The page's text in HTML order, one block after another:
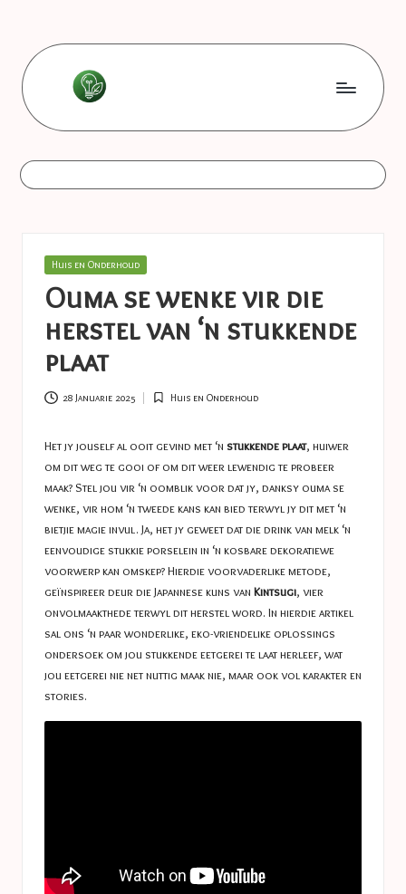
content
L
e
s
o
n
n
e
s
a
s
t
u
c
e
s
astuces
Posted
Huis en Onderhoud
Ouma se wenke vir die
herstel van ‘n stukkende
plaat
28 Januarie 2025
Posted
Huis en Onderhoud
Het jy jouself al ooit gevind met ‘n stukkende plaat, huiwer
om dit weg te gooi of om dit weer lewendig te probeer
maak? Stel jou vir ‘n oomblik voor dat jy, danksy ouma se
wenke, vir hom ‘n tweede kans kan bied terwyl jy dit met ‘n
bietjie magie invul. Ja, het jy geweet dat die drink van melk ‘n
eenvoudige stukkie porselein in ‘n kosbare dekoratiewe
voorwerp kan omskep? Hierdie voorvaderlike metode,
geïnspireer deur die Japannese kuns van Kintsugi, vier
onvolmaakthede terwyl dit herstel word. In hierdie artikel
sal ons ‘n paar wonderlike, eko-vriendelike oplossings
ondersoek om jou stukkende eetgerei te laat herleef, wat
jou eetgerei nie net nuttig maak nie, maar ook vol karakter en
stories.